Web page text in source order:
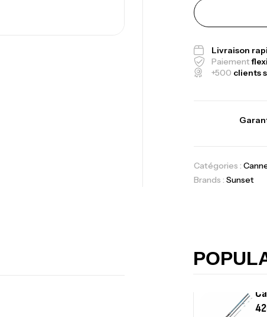
Livraison
Paiement
+500 clients
Catégories :
Brands : Sunset